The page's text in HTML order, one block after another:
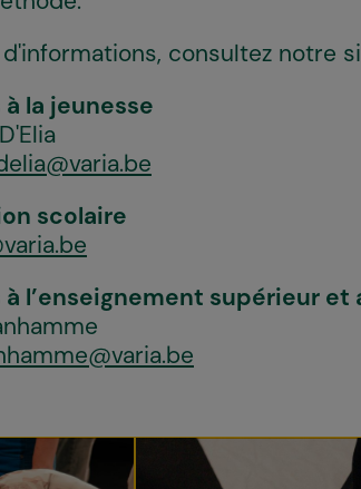
consultez notre
la jeunesse
scolaire
à l’enseignement supérieur